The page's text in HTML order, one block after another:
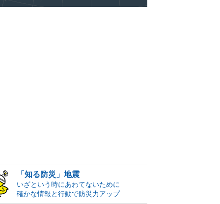
「知る防災」地震
いざという時にあわてないために
確かな情報と行動で防災力アップ